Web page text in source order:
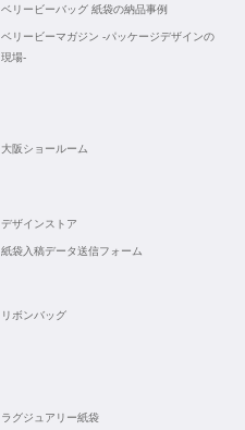
ベリービーバッグ 紙袋の納品事例
ベリービーマガジン -パッケージデザインの
現場-
大阪ショールーム
デザインストア
紙袋入稿データ送信フォーム
リボンバッグ
ラグジュアリー紙袋